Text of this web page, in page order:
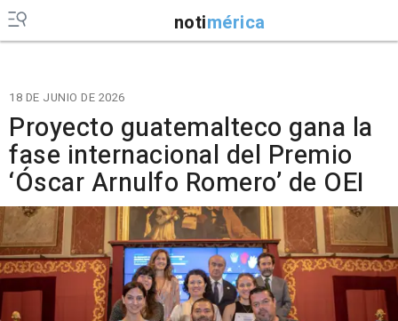
notimérica
18 DE JUNIO DE 2026
Proyecto guatemalteco gana la
fase internacional del Premio
‘Óscar Arnulfo Romero’ de OEI